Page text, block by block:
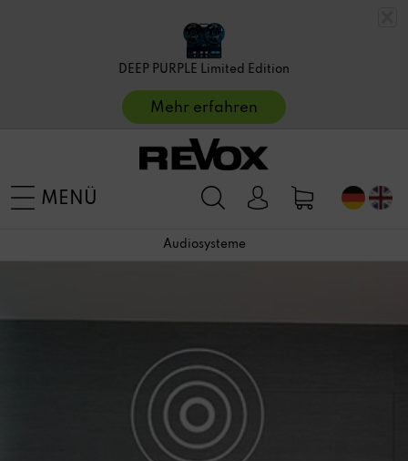
DEEP PURPLE Limited Edition
Mehr erfahren
MENÜ
Audiosysteme